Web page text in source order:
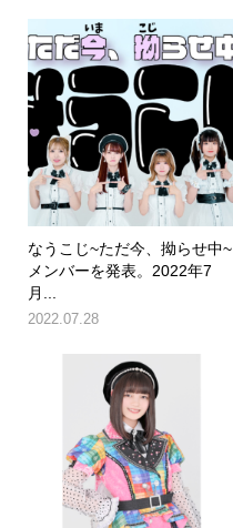
なうこじ~ただ今、拗らせ中~
メンバーを発表。2022年7
月...
2022.07.28